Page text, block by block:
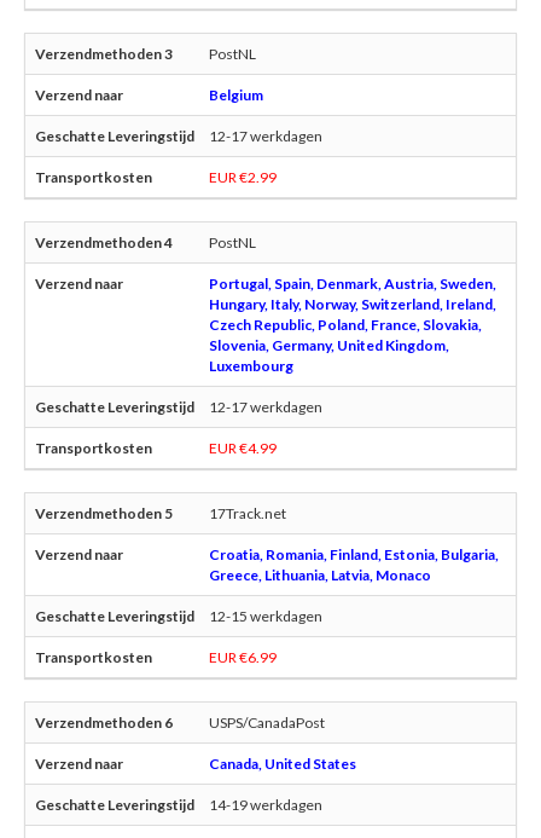
PostNL
Belgium
12-17 werkdagen
EUR €2.99
PostNL
Portugal, Spain, Denmark, Austria, Sweden,
Hungary, Italy, Norway, Switzerland, Ireland,
Czech Republic, Poland, France, Slovakia,
Slovenia, Germany, United Kingdom,
Luxembourg
12-17 werkdagen
EUR €4.99
17Track.net
Croatia, Romania, Finland, Estonia, Bulgaria,
Greece, Lithuania, Latvia, Monaco
12-15 werkdagen
EUR €6.99
USPS/CanadaPost
Canada, United States
14-19 werkdagen